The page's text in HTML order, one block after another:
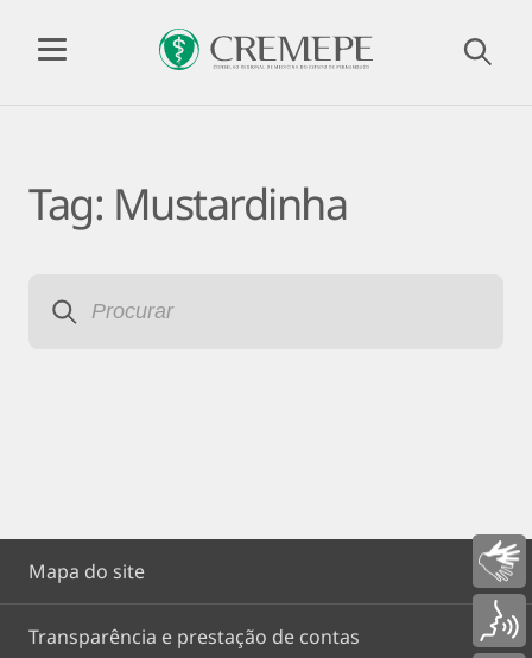
Tag: Mustardinha
Mapa do site
Transparência e prestação de contas